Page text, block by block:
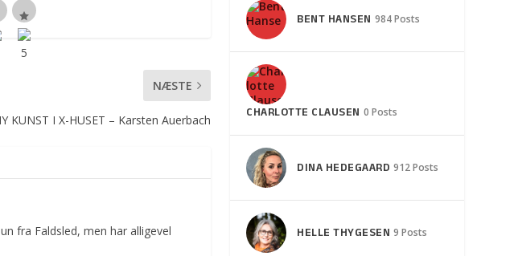
NÆSTE
KUNST I X-HUSET – Karsten Auerbach
fra Faldsled, men har alligevel
BENT HANSEN 984 Posts
CHARLOTTE CLAUSEN 0 Posts
DINA HEDEGAARD 912 Posts
HELLE THYGESEN 9 Posts